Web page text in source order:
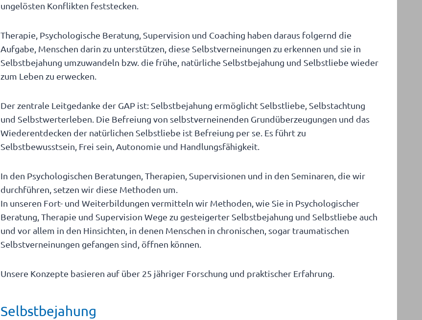
ungelösten Konflikten feststecken.
Therapie, Psychologische Beratung, Supervision und Coaching haben daraus folgernd die
Aufgabe, Menschen darin zu unterstützen, diese Selbstverneinungen zu erkennen und sie in
Selbstbejahung umzuwandeln bzw. die frühe, natürliche Selbstbejahung und Selbstliebe wieder
zum Leben zu erwecken.
Der zentrale Leitgedanke der GAP ist: Selbstbejahung ermöglicht Selbstliebe, Selbstachtung
und Selbstwerterleben. Die Befreiung von selbstverneinenden Grundüberzeugungen und das
Wiederentdecken der natürlichen Selbstliebe ist Befreiung per se. Es führt zu
Selbstbewusstsein, Frei sein, Autonomie und Handlungsfähigkeit.
In den Psychologischen Beratungen, Therapien, Supervisionen und in den Seminaren, die wir
durchführen, setzen wir diese Methoden um.
In unseren Fort- und Weiterbildungen vermitteln wir Methoden, wie Sie in Psychologischer
Beratung, Therapie und Supervision Wege zu gesteigerter Selbstbejahung und Selbstliebe auch
und vor allem in den Hinsichten, in denen Menschen in chronischen, sogar traumatischen
Selbstverneinungen gefangen sind, öffnen können.
Unsere Konzepte basieren auf über 25 jähriger Forschung und praktischer Erfahrung.
Selbstbejahung